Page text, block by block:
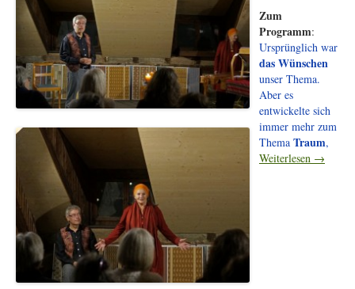
Zum
Programm:
Ursprünglich war
das Wünschen
unser Thema.
Aber es
entwickelte sich
immer mehr zum
Thema Traum,
Weiterlesen →